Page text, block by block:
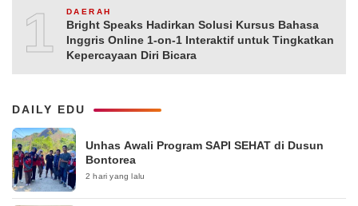
10DAERAH
Bright Speaks Hadirkan Solusi Kursus Bahasa
Inggris Online 1-on-1 Interaktif untuk Tingkatkan
Kepercayaan Diri Bicara
DAILY EDU
Unhas Awali Program SAPI SEHAT di Dusun
Bontorea
2 hari yang lalu